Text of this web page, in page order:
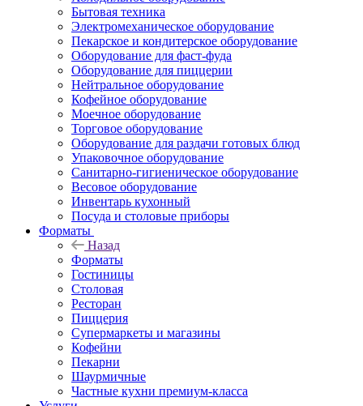
Бытовая техника
Электромеханическое оборудование
Пекарское и кондитерское оборудование
Оборудование для фаст-фуда
Оборудование для пиццерии
Нейтральное оборудование
Кофейное оборудование
Моечное оборудование
Торговое оборудование
Оборудование для раздачи готовых блюд
Упаковочное оборудование
Санитарно-гигиеническое оборудование
Весовое оборудование
Инвентарь кухонный
Посуда и столовые приборы
Форматы
Назад
Форматы
Гостиницы
Столовая
Ресторан
Пиццерия
Супермаркеты и магазины
Кофейни
Пекарни
Шаурмичные
Частные кухни премиум-класса